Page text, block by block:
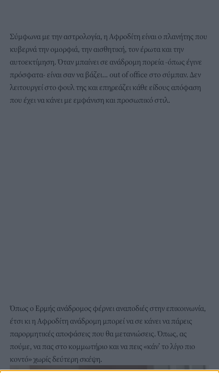
Σύμφωνα με την αστρολογία, η Αφροδίτη είναι ο πλανήτης που
κυβερνά την ομορφιά, την αισθητική, τον έρωτα και την
αυτοεκτίμηση. Όταν μπαίνει σε ανάδρομη πορεία -όπως έγινε
πρόσφατα- είναι σαν να βάζει… out of office στο σύμπαν. Δεν
λειτουργεί στο φουλ της και επηρεάζει κάθε είδους απόφαση
που έχει να κάνει με εμφάνιση και προσωπικό στιλ.
Όπως ο Ερμής ανάδρομος φέρνει αναποδιές στην επικοινωνία,
έτσι κι η Αφροδίτη ανάδρομη μπορεί να σε κάνει να πάρεις
παρορμητικές αποφάσεις που θα μετανιώσεις. Όπως, ας
πούμε, να πας στο κομμωτήριο και να πεις «κάν’ το λίγο πιο
κοντό» χωρίς δεύτερη σκέψη.